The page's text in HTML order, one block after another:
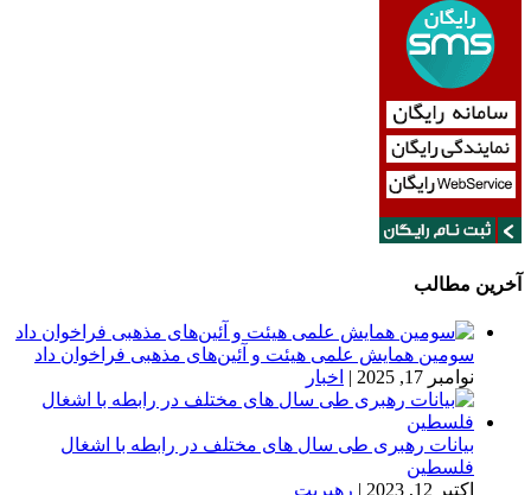
آخرین مطالب
سومین همایش علمی هیئت و آئین‌های مذهبی فراخوان داد
نوامبر 17, 2025
| اخبار
بیانات رهبری طی سال های مختلف در رابطه با اشغال
فلسطین
اکتبر 12, 2023
| رهبریت